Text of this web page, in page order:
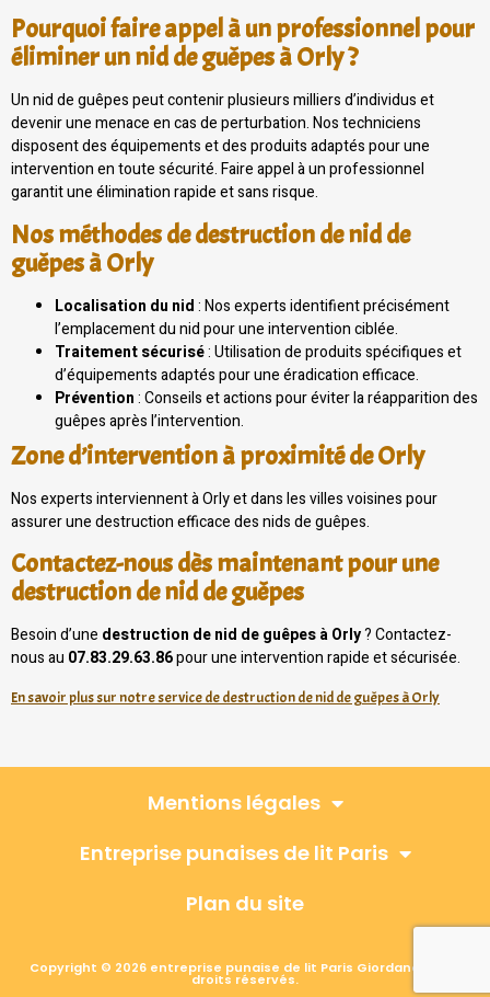
Pourquoi faire appel à un professionnel pour
éliminer un nid de guêpes à Orly ?
Un nid de guêpes peut contenir plusieurs milliers d’individus et
devenir une menace en cas de perturbation. Nos techniciens
disposent des équipements et des produits adaptés pour une
intervention en toute sécurité. Faire appel à un professionnel
garantit une élimination rapide et sans risque.
Nos méthodes de destruction de nid de
guêpes à Orly
Localisation du nid: Nos experts identifient précisément
l’emplacement du nid pour une intervention ciblée.
Traitement sécurisé: Utilisation de produits spécifiques et
d’équipements adaptés pour une éradication efficace.
Prévention: Conseils et actions pour éviter la réapparition des
guêpes après l’intervention.
Zone d’intervention à proximité de Orly
Nos experts interviennent à Orly et dans les villes voisines pour
assurer une destruction efficace des nids de guêpes.
Contactez-nous dès maintenant pour une
destruction de nid de guêpes
Besoin d’une destruction de nid de guêpes à Orly? Contactez-
nous au 07.83.29.63.86pour une intervention rapide et sécurisée.
En savoir plus sur notre service de destruction de nid de guêpes à Orly
Mentions légales
Entreprise punaises de lit Paris
Plan du site
Copyright © 2026 entreprise punaise de lit Paris Giordano, Tous
droits réservés.